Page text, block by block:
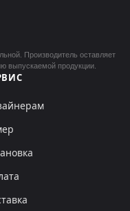
Производитель оставляет
выпускаемой продукции.